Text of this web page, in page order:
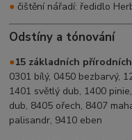
● čištění nářadí: ředidlo
Odstíny a tónování
●15 základních
0301 bílý, 0450 bezbarvý,
1401 světlý dub, 1400
dub, 8405 ořech, 8407
palisandr, 9410 eben